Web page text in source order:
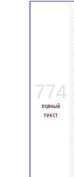
774
полный
текст